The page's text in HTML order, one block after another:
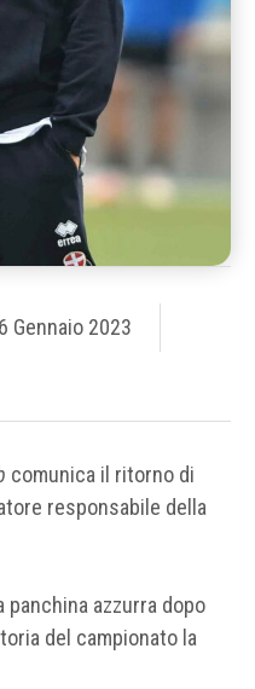
Gennaio 2023
comunica il ritorno di
responsabile della
panchina azzurra dopo
del campionato la